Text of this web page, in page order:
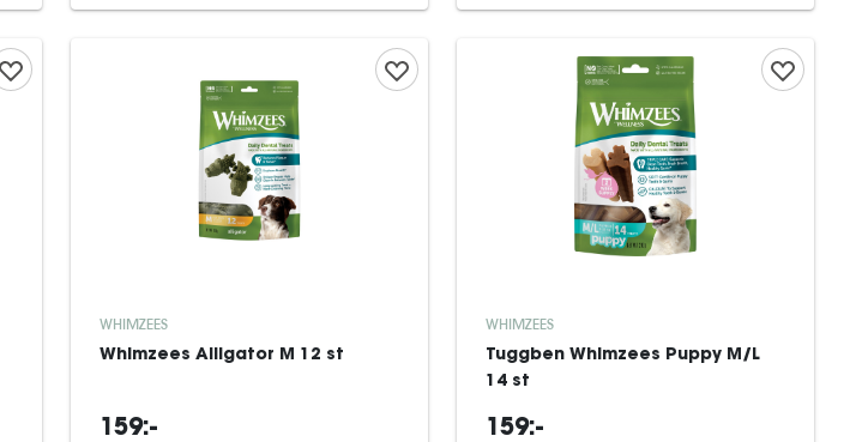
WHIMZEES
Whimzees Alligator M 12 st
159:-
WHIMZEES
Tuggben Whimzees Puppy M/L
14 st
159:-